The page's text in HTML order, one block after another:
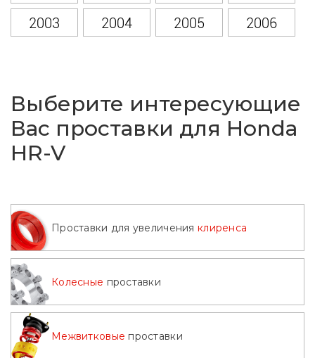
2003
2004 2005
2006
2015
2016 2017
2018
2019
Выберите интересующие
Вас проставки для Honda
HR-V
Проставки для увеличения клиренса
Колесные проставки
Межвитковые проставки